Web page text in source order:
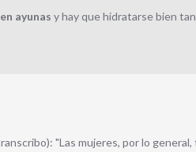
ayunas y hay que hidratarse bien
"Las mujeres, por lo